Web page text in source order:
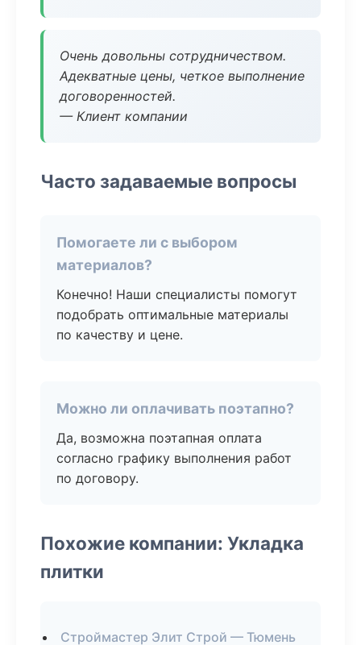
Очень довольны сотрудничеством.
Адекватные цены, четкое выполнение
договоренностей.
— Клиент компании
Часто задаваемые вопросы
Помогаете ли с выбором
материалов?
Конечно! Наши специалисты помогут
подобрать оптимальные материалы
по качеству и цене.
Можно ли оплачивать поэтапно?
Да, возможна поэтапная оплата
согласно графику выполнения работ
по договору.
Похожие компании: Укладка
плитки
Строймастер Элит Строй — Тюмень